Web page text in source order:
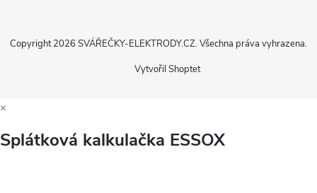
Vytvořil Shoptet
Copyright 2026 SVÁŘEČKY-ELEKTRODY.CZ. Všechna práva vyhrazena.
×
Splátková kalkulačka ESSOX